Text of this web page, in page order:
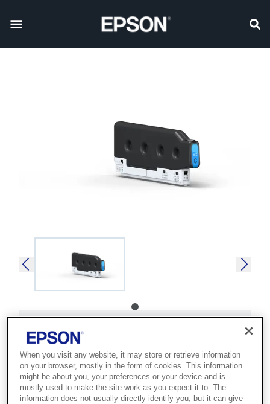
WorkForce Enterprise
AM-C5000/6000 Cyan
Ink
When you visit any website, it may store or retrieve information
on your browser, mostly in the form of cookies. This information
might be about you, your preferences or your device and is
mostly used to make the site work as you expect it to. The
information does not usually directly identify you, but it can give